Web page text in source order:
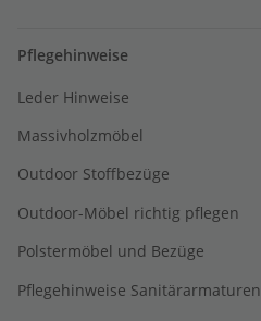
Pflegehinweise
Leder Hinweise
Massivholzmöbel
Outdoor Stoffbezüge
Outdoor-Möbel richtig pflegen
Polstermöbel und Bezüge
Pflegehinweise Sanitärarmaturen